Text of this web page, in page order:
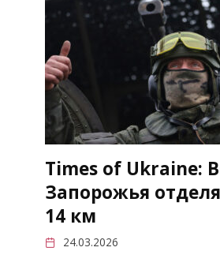
Times of Ukraine:
Запорожья
14 км
24.03.2026